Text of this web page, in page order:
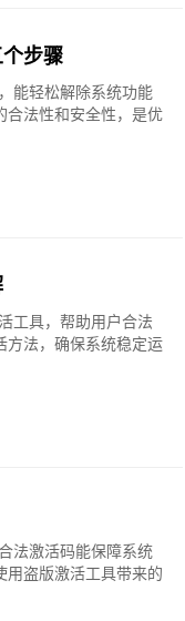
步骤
能轻松解除系统功能
合法性和安全性，是优
工具，帮助用户合法
方法，确保系统稳定运
法激活码能保障系统
用盗版激活工具带来的